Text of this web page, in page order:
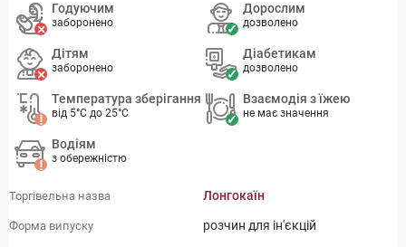
Годуючим
заборонено
Дорослим
дозволено
Дітям
заборонено
Діабетикам
дозволено
Температура зберігання
від 5°C до 25°C
Взаємодія з їжею
не має значення
Водіям
з обережністю
Торгівельна назва Лонгокаїн
Форма випуску розчин для ін'єкцій